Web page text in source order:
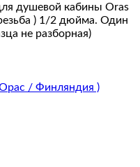
душевой кабины Oras
) 1/2 дюйма. Один
не разборная)
/ Финляндия )